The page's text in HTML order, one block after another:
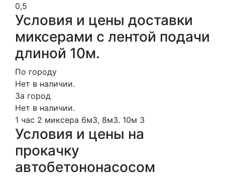
0,5
Условия и цены доставки
миксерами с лентой подачи
длиной 10м.
По городу
Нет в наличии.
За город
Нет в наличии.
1 час 2 миксера 6м3, 8м3. 10м 3
Условия и цены на
прокачку
автобетононасосом